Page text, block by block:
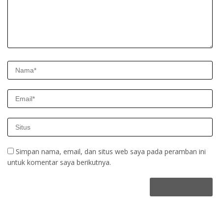
Simpan nama, email, dan situs web saya pada peramban ini
untuk komentar saya berikutnya.